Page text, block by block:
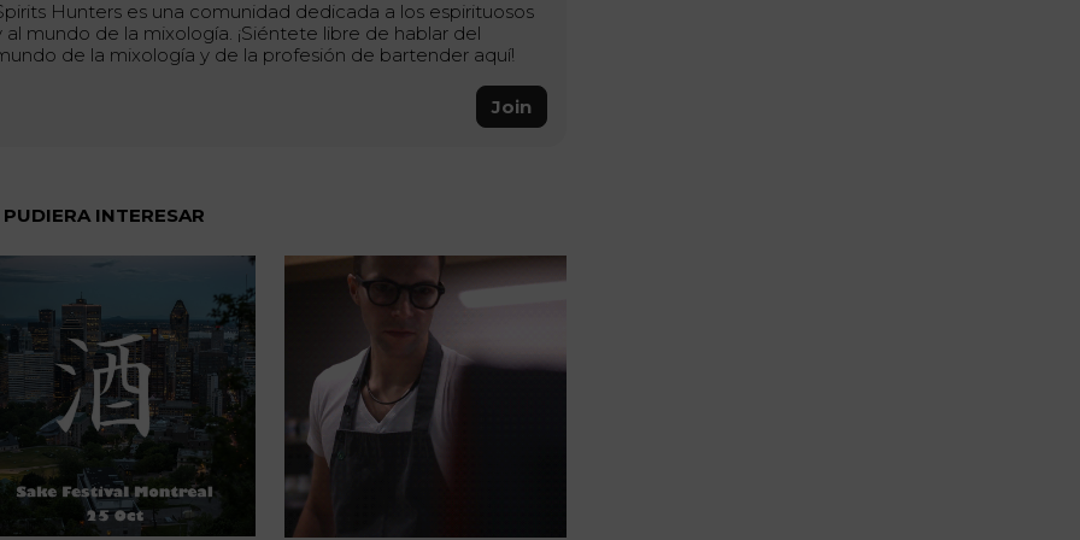
Hunters es una comunidad dedicada a los espirituosos
al mundo de la mixología. ¡Siéntete libre de hablar del
de la mixología y de la profesión de bartender aquí!
Join
INTERESAR